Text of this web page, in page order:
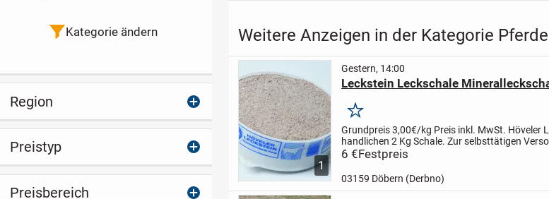
Weitere Anzeigen in der Kategorie Pferde
1
Gestern, 14:00
Leckstein Leckschale
Merken
Grundpreis 3,00€/kg Preis inkl. MwSt. Höveler
handlichen 2 Kg Schale. Zur selbsttätigen
lebenswichtigen Mineralien und
6 €Festpreis
03159 Döbern (Derbno)
Kategorie ändern
Region
Preistyp
Preisbereich